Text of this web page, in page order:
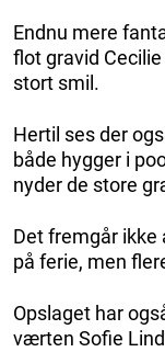
Endnu mere
flot gravid
stort smil.
Hertil ses der
både hygger i
nyder de store
Det fremgår ikke
på ferie, men
Opslaget har
værten Sofie